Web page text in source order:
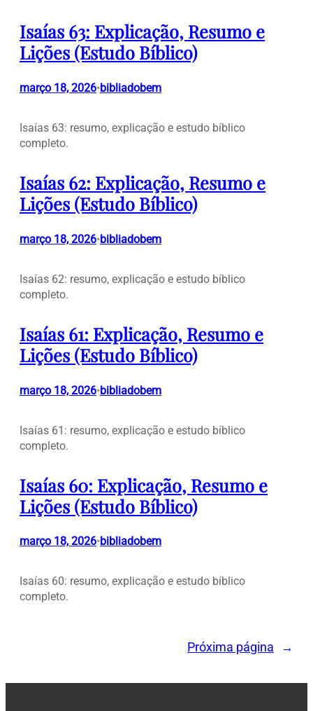
Isaías 63: Explicação, Resumo e
Lições (Estudo Bíblico)
março 18, 2026•bibliadobem
Isaías 63: resumo, explicação e estudo bíblico
completo.
Isaías 62: Explicação, Resumo e
Lições (Estudo Bíblico)
março 18, 2026•bibliadobem
Isaías 62: resumo, explicação e estudo bíblico
completo.
Isaías 61: Explicação, Resumo e
Lições (Estudo Bíblico)
março 18, 2026•bibliadobem
Isaías 61: resumo, explicação e estudo bíblico
completo.
Isaías 60: Explicação, Resumo e
Lições (Estudo Bíblico)
março 18, 2026•bibliadobem
Isaías 60: resumo, explicação e estudo bíblico
completo.
Próxima página →